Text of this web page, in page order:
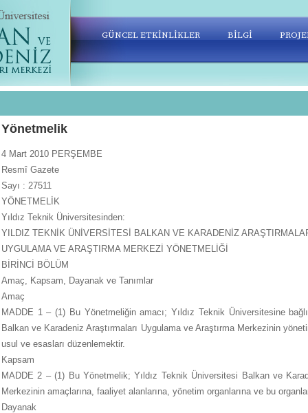
GÜNCEL ETKİNLİKLER BİLGİ
Yönetmelik
4 Mart 2010 PERŞEMBE
Resmî Gazete
Sayı : 27511
YÖNETMELİK
Yıldız Teknik Üniversitesinden:
YILDIZ TEKNİK ÜNİVERSİTESİ BALKAN VE KARADENİZ
UYGULAMA VE ARAŞTIRMA MERKEZİ YÖNETMELİĞİ
BİRİNCİ BÖLÜM
Amaç, Kapsam, Dayanak ve Tanımlar
Amaç
MADDE 1 – (1) Bu Yönetmeliğin amacı; Yıldız Teknik Üniversitesine
Balkan ve Karadeniz Araştırmaları Uygulama ve Araştırma Merkezinin
usul ve esasları düzenlemektir.
Kapsam
MADDE 2 – (1) Bu Yönetmelik; Yıldız Teknik Üniversitesi Balkan ve
Merkezinin amaçlarına, faaliyet alanlarına, yönetim organlarına ve bu
Dayanak